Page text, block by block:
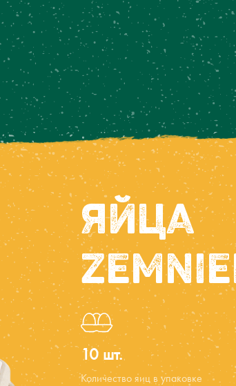
ЯЙЦА
10 шт.
Количество яиц в упаковке